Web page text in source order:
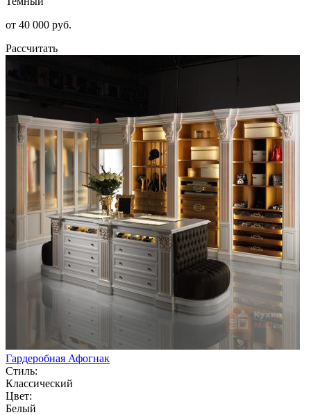
от 40 000 руб.
Рассчитать
Гардеробная Афогнак
Стиль:
Классический
Цвет:
Белый